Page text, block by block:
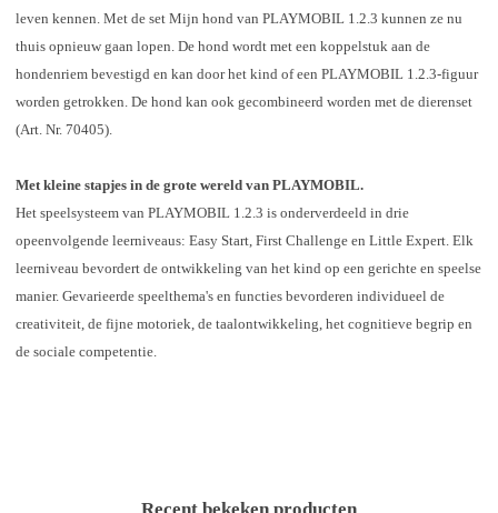
leven kennen. Met de set Mijn hond van PLAYMOBIL 1.2.3 kunnen ze nu
thuis opnieuw gaan lopen. De hond wordt met een koppelstuk aan de
hondenriem bevestigd en kan door het kind of een PLAYMOBIL 1.2.3-figuur
worden getrokken. De hond kan ook gecombineerd worden met de dierenset
(Art. Nr. 70405).
Met kleine stapjes in de grote wereld van PLAYMOBIL.
Het speelsysteem van PLAYMOBIL 1.2.3 is onderverdeeld in drie
opeenvolgende leerniveaus: Easy Start, First Challenge en Little Expert. Elk
leerniveau bevordert de ontwikkeling van het kind op een gerichte en speelse
manier. Gevarieerde speelthema's en functies bevorderen individueel de
creativiteit, de fijne motoriek, de taalontwikkeling, het cognitieve begrip en
de sociale competentie.